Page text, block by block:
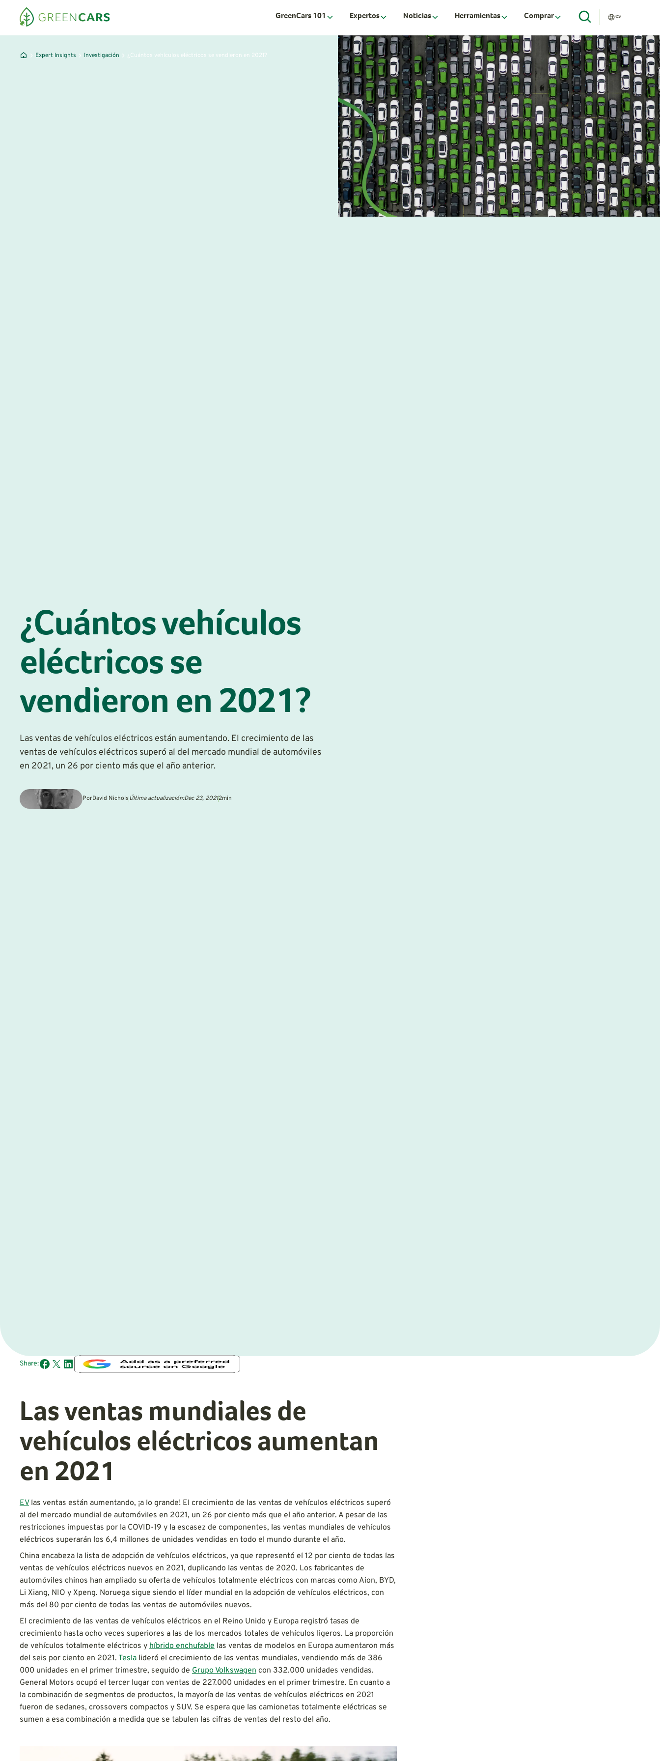
GreenCars 101 Expertos Noticias Herramientas Comprar es
Expert Insights Investigación ¿Cuántos vehículos eléctricos se vendieron en 2021?
¿Cuántos vehículos
eléctricos se
vendieron en 2021?
Las ventas de vehículos eléctricos están aumentando. El crecimiento de las
ventas de vehículos eléctricos superó al del mercado mundial de automóviles
en 2021, un 26 por ciento más que el año anterior.
PorDavid NicholsÚltima actualización:Dec 23, 20212min
Share:
Las ventas mundiales de
vehículos eléctricos aumentan
en 2021
EVlas ventas están aumentando, ¡a lo grande! El crecimiento de las ventas de vehículos eléctricos superó
al del mercado mundial de automóviles en 2021, un 26 por ciento más que el año anterior. A pesar de las
restricciones impuestas por la COVID-19 y la escasez de componentes, las ventas mundiales de vehículos
eléctricos superarán los 6,4 millones de unidades vendidas en todo el mundo durante el año.
China encabeza la lista de adopción de vehículos eléctricos, ya que representó el 12 por ciento de todas las
ventas de vehículos eléctricos nuevos en 2021, duplicando las ventas de 2020. Los fabricantes de
automóviles chinos han ampliado su oferta de vehículos totalmente eléctricos con marcas como Aion, BYD,
Li Xiang, NIO y Xpeng. Noruega sigue siendo el líder mundial en la adopción de vehículos eléctricos, con
más del 80 por ciento de todas las ventas de automóviles nuevos.
El crecimiento de las ventas de vehículos eléctricos en el Reino Unido y Europa registró tasas de
crecimiento hasta ocho veces superiores a las de los mercados totales de vehículos ligeros. La proporción
de vehículos totalmente eléctricos y híbrido enchufable las ventas de modelos en Europa aumentaron más
del seis por ciento en 2021. Tesla lideró el crecimiento de las ventas mundiales, vendiendo más de 386
000 unidades en el primer trimestre, seguido de Grupo Volkswagen con 332.000 unidades vendidas.
General Motors ocupó el tercer lugar con ventas de 227.000 unidades en el primer trimestre. En cuanto a
la combinación de segmentos de productos, la mayoría de las ventas de vehículos eléctricos en 2021
fueron de sedanes, crossovers compactos y SUV. Se espera que las camionetas totalmente eléctricas se
sumen a esa combinación a medida que se tabulen las cifras de ventas del resto del año.